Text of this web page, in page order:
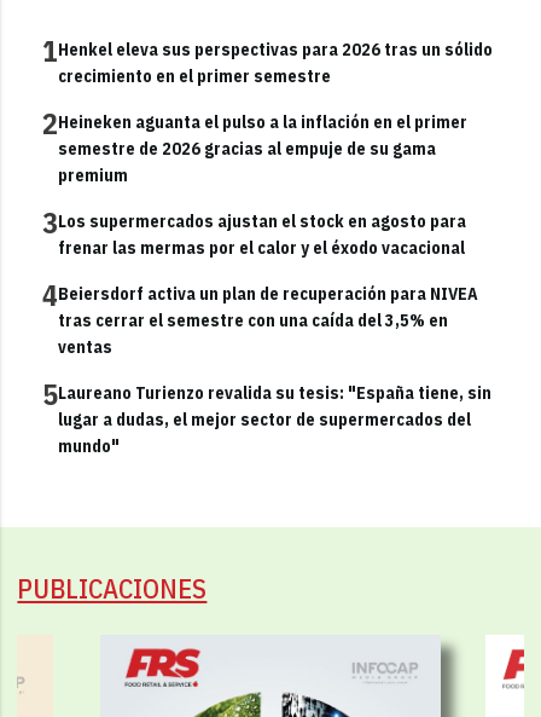
1Henkel eleva sus perspectivas para 2026 tras un sólido
crecimiento en el primer semestre
2Heineken aguanta el pulso a la inflación en el primer
semestre de 2026 gracias al empuje de su gama
premium
3Los supermercados ajustan el stock en agosto para
frenar las mermas por el calor y el éxodo vacacional
4Beiersdorf activa un plan de recuperación para NIVEA
tras cerrar el semestre con una caída del 3,5% en
ventas
5Laureano Turienzo revalida su tesis: "España tiene, sin
lugar a dudas, el mejor sector de supermercados del
mundo"
PUBLICACIONES